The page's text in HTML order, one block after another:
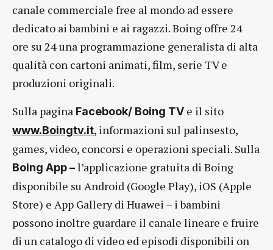
canale commerciale free al mondo ad essere
dedicato ai bambini e ai ragazzi. Boing offre 24
ore su 24 una programmazione generalista di alta
qualità con cartoni animati, film, serie TV e
produzioni originali.
Sulla pagina Facebook/ Boing TV e il sito
www.Boingtv.it, informazioni sul palinsesto,
games, video, concorsi e operazioni speciali. Sulla
Boing App –l’applicazione gratuita di Boing
disponibile su Android (Google Play), iOS (Apple
Store) e App Gallery di Huawei – i bambini
possono inoltre guardare il canale lineare e fruire
di un catalogo di video ed episodi disponibili on